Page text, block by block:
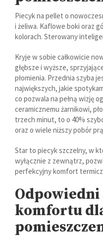
Piecyk na pellet o
i żeliwa. Kaflowe boki oraz
kolorach. Sterowany
Kryje w sobie całkowicie
głębsze i wyższe,
płomienia. Przednia szyba
największych, jakie
co pozwala na pełną wizję
ceramicznemu żarnikowi,
trzech minut, to o 40%
oraz o wiele niższy pobór
Star to piecyk szczelny, w
wyłącznie z zewnątrz,
perfekcyjny komfort
komfortu